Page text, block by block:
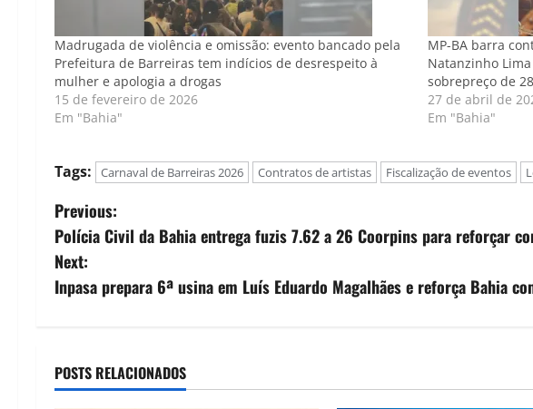
Madrugada de violência e omissão: evento bancado pela
Prefeitura de Barreiras tem indícios de desrespeito à
mulher e apologia a drogas
15 de fevereiro de 2026
Em "Bahia"
MP-BA barra
Natanzinho
sobrepreço de
27 de abril de
Em "Bahia"
Tags: Carnaval de Barreiras 2026 Contratos de artistas Fiscalização de eventos
P
o
s
n
Previous:
Polícia Civil da Bahia entrega fuzis 7.62 a 26 Coorpins para reforçar
Next:
Inpasa prepara 6ª usina em Luís Eduardo Magalhães e reforça Bahia
POSTS RELACIONADOS